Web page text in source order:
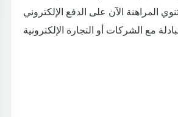
المراهنة الآن على الدفع الإلكتروني